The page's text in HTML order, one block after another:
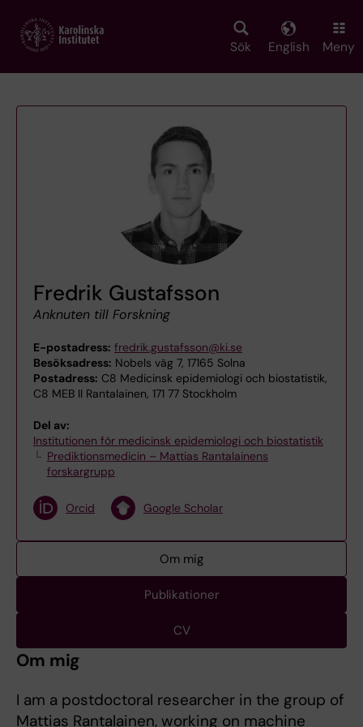
main
Sök English Meny
Fredrik Gustafsson
Anknuten till Forskning
E-postadress: fredrik.gustafsson@ki.se
Besöksadress: Nobels väg 7, 17165 Solna
Postadress: C8 Medicinsk epidemiologi och biostatistik,
C8 MEB II Rantalainen, 171 77 Stockholm
Del av:
Institutionen för medicinsk epidemiologi och biostatistik
Prediktionsmedicin – Mattias Rantalainens
forskargrupp
Orcid Google Scholar
Om mig
Publikationer
CV
Om mig
I am a postdoctoral researcher in the group of
Mattias Rantalainen, working on machine